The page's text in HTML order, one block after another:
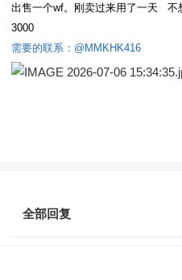
出售一个wf。刚卖过来用了一天 不
3000
需要的联系：@MMKHK416
全部回复